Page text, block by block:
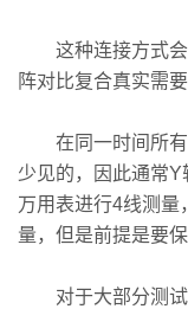
这种连接方式会
阵对比复合真实需
在同一时间所有
少见的，因此通常
万用表进行4线测量
量，但是前提是要
对于大部分测试